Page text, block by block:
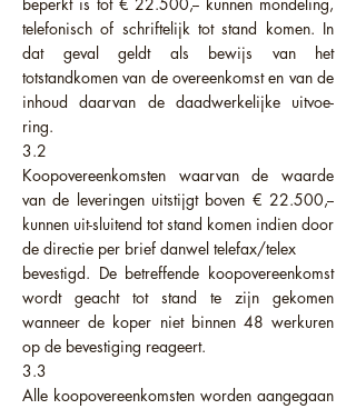
telefonisch of schriftelijk tot stand komen. In
dat geval geldt als bewijs van het
totstandkomen van de overeenkomst en van de
inhoud daarvan de daadwerkelijke uitvoe-
ring.
3.2
Koopovereenkomsten waarvan de waarde
van de leveringen uitstijgt boven € 22.500,--
kunnen uit-sluitend tot stand komen indien door
de directie per brief danwel telefax/telex
bevestigd. De betreffende koopovereenkomst
wordt geacht tot stand te zijn gekomen
wanneer de koper niet binnen 48 werkuren
op de bevestiging reageert.
3.3
Alle koopovereenkomsten worden aangegaan